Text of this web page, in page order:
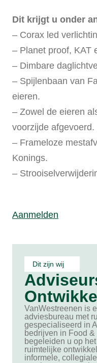
Dit krijgt u onder
– Corax led
– Planet proof, KAT
– Dimbare
– Spijlenbaan van
eieren.
– Zowel de eieren
voorzijde afgevoerd.
– Frameloze
Konings.
–
Aanmelden
Dit zijn wij
VanWestreenen is
adviesbureau met
gespecialiseerd in
bedrijven in Food
begeleiden u op
ruimtelijke
informele,